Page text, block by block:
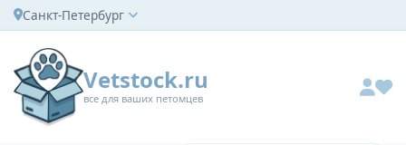
Санкт-Петербург
Vetstock.ru
все для ваших петомцев